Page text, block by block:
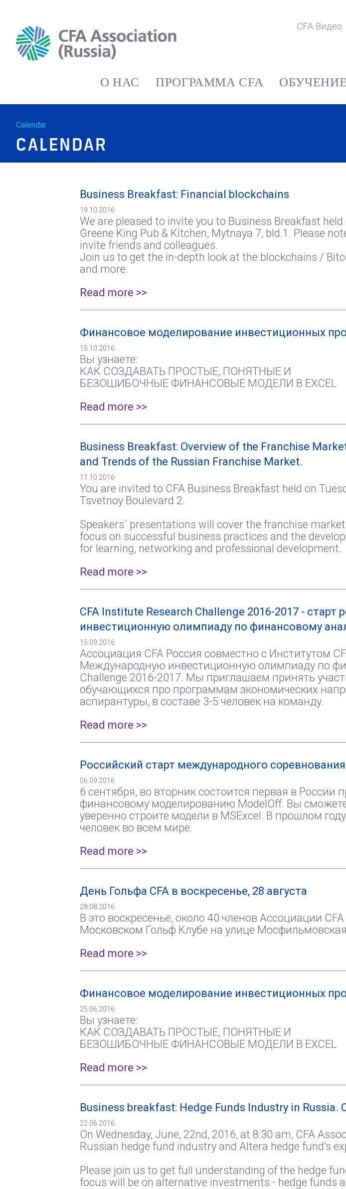
CFA Видео
О НАС ПРОГРАММА CFA ОБУЧЕНИЕ
Calendar
CALENDAR
Business Breakfast: Financial blockchains
19.10.2016
We are pleased to invite you to Business Breakfast
Greene King Pub & Kitchen, Mytnaya 7, bld.1. Please
invite friends and colleagues.
Join us to get the in-depth look at the blockchains /
and more.
Read more >>
Финансовое моделирование инвестиционных
15.10.2016
Вы узнаете:
КАК СОЗДАВАТЬ ПРОСТЫЕ, ПОНЯТНЫЕ И
БЕЗОШИБОЧНЫЕ ФИНАНСОВЫЕ МОДЕЛИ В EXCEL
Read more >>
Business Breakfast: Overview of the Franchise
and Trends of the Russian Franchise Market.
11.10.2016
You are invited to CFA Business Breakfast held on
Tsvetnoy Boulevard 2.
Speakers` presentations will cover the franchise
focus on successful business practices and the
for learning, networking and professional development.
Read more >>
CFA Institute Research Challenge 2016-2017 -
инвестиционную олимпиаду по финансовому
15.09.2016
Ассоциация CFA Россия совместно с Институтом
Международную инвестиционную олимпиаду по
Challenge 2016-2017. Мы приглашаем принять
обучающихся про программам экономических
аспирантуры, в составе 3-5 человек на команду.
Read more >>
Российский старт международного
06.09.2016
6 сентября, во вторник состоится первая в
финансовому моделированию ModelOff. Вы
уверенно строите модели в MSExcel. В прошлом
человек во всем мире.
Read more >>
День Гольфа CFA в воскресенье, 28 августа
28.08.2016
В это воскресенье, около 40 членов Ассоциации
Московском Гольф Клубе на улице
Read more >>
Финансовое моделирование инвестиционных
25.06.2016
Вы узнаете:
КАК СОЗДАВАТЬ ПРОСТЫЕ, ПОНЯТНЫЕ И
БЕЗОШИБОЧНЫЕ ФИНАНСОВЫЕ МОДЕЛИ В EXCEL
Read more >>
Business breakfast: Hedge Funds Industry in Russia.
22.06.2016
On Wednesday, June, 22nd, 2016, at 8:30 am, CFA
Russian hedge fund industry and Altera hedge fund's
Please join us to get full understanding of the hedge
focus will be on alternative investments - hedge funds